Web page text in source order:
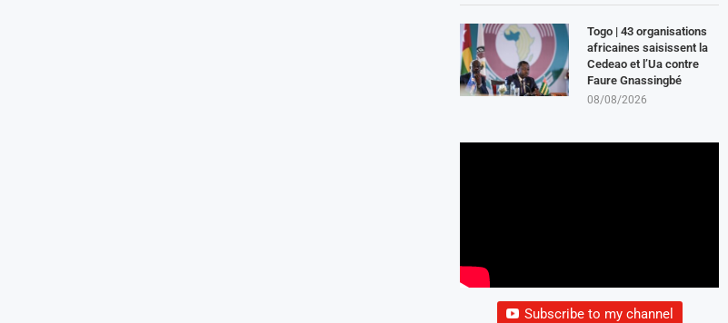
Togo | 43 organisations
africaines saisissent la
Cedeao et l’Ua contre
Faure Gnassingbé
08/08/2026
Subscribe to my channel